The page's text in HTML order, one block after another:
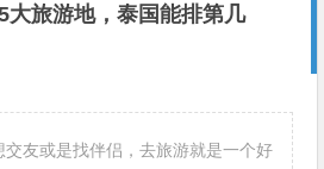
大旅游地，泰国能排第几
友或是找伴侣，去旅游就是一个好